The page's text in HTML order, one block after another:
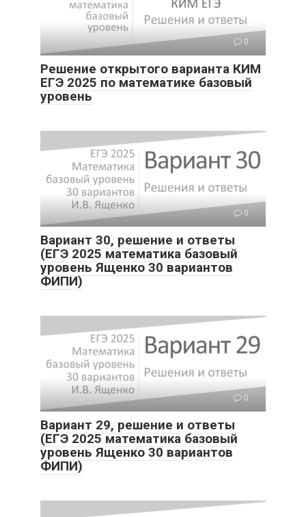
0
Решение открытого варианта КИМ
ЕГЭ 2025 по математике базовый
уровень
0
Вариант 30, решение и ответы
(ЕГЭ 2025 математика базовый
уровень Ященко 30 вариантов
ФИПИ)
0
Вариант 29, решение и ответы
(ЕГЭ 2025 математика базовый
уровень Ященко 30 вариантов
ФИПИ)